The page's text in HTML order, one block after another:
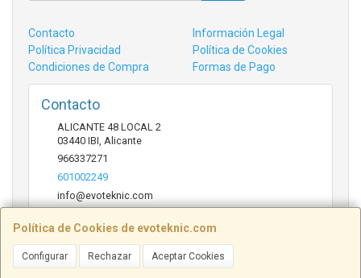
Política de Cookies de evoteknic.com
Configurar Rechazar Aceptar Cookies
Contacto
Información Legal
Política Privacidad
Política de Cookies
Condiciones de Compra
Formas de Pago
Contacto
ALICANTE 48 LOCAL 2
03440 IBI Alicante
966337271
601002249
info@evoteknic.com
Horario